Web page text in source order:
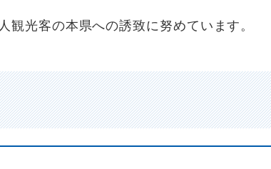
光客の本県への誘致に努めています。